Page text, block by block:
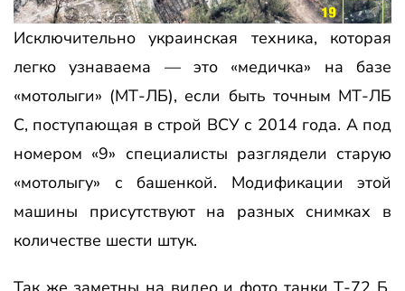
Исключительно украинская техника, которая
легко узнаваема — это «медичка» на базе
«мотолыги» (МТ-ЛБ), если быть точным МТ-ЛБ
С, поступающая в строй ВСУ с 2014 года. А под
номером «9» специалисты разглядели старую
«мотолыгу» с башенкой. Модификации этой
машины присутствуют на разных снимках в
количестве шести штук.